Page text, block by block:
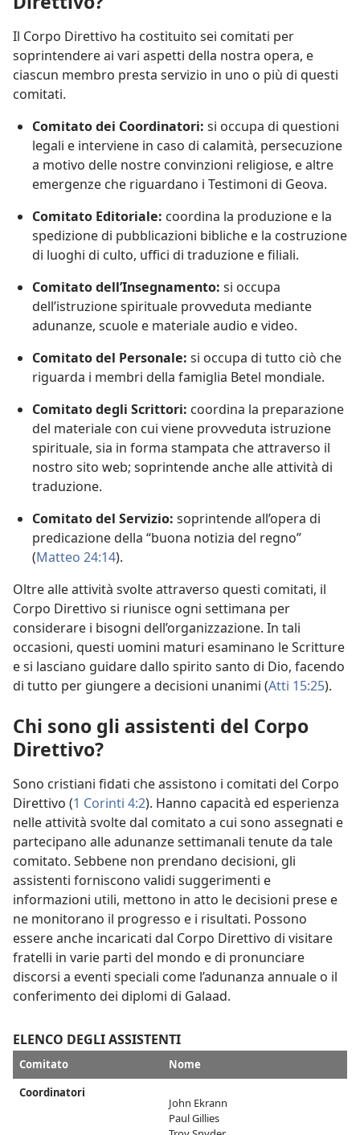
Il Corpo Direttivo ha costituito sei comitati per
soprintendere ai vari aspetti della nostra opera, e
ciascun membro presta servizio in uno o più di questi
comitati.
Comitato dei Coordinatori: si occupa di questioni
legali e interviene in caso di calamità, persecuzione
a motivo delle nostre convinzioni religiose, e altre
emergenze che riguardano i Testimoni di Geova.
Comitato Editoriale: coordina la produzione e la
spedizione di pubblicazioni bibliche e la costruzione
di luoghi di culto, uffici di traduzione e filiali.
Comitato dell’Insegnamento: si occupa
dell’istruzione spirituale provveduta mediante
adunanze, scuole e materiale audio e video.
Comitato del Personale: si occupa di tutto ciò che
riguarda i membri della famiglia Betel mondiale.
Comitato degli Scrittori: coordina la preparazione
del materiale con cui viene provveduta istruzione
spirituale, sia in forma stampata che attraverso il
nostro sito web; soprintende anche alle attività di
traduzione.
Comitato del Servizio: soprintende all’opera di
predicazione della “buona notizia del regno”
(Matteo 24:14).
Oltre alle attività svolte attraverso questi comitati, il
Corpo Direttivo si riunisce ogni settimana per
considerare i bisogni dell’organizzazione. In tali
occasioni, questi uomini maturi esaminano le Scritture
e si lasciano guidare dallo spirito santo di Dio, facendo
di tutto per giungere a decisioni unanimi (Atti 15:25).
Chi sono gli assistenti del Corpo
Direttivo?
Sono cristiani fidati che assistono i comitati del Corpo
Direttivo (1 Corinti 4:2). Hanno capacità ed esperienza
nelle attività svolte dal comitato a cui sono assegnati e
partecipano alle adunanze settimanali tenute da tale
comitato. Sebbene non prendano decisioni, gli
assistenti forniscono validi suggerimenti e
informazioni utili, mettono in atto le decisioni prese e
ne monitorano il progresso e i risultati. Possono
essere anche incaricati dal Corpo Direttivo di visitare
fratelli in varie parti del mondo e di pronunciare
discorsi a eventi speciali come l’adunanza annuale o il
conferimento dei diplomi di Galaad.
ELENCO DEGLI ASSISTENTI
Comitato
Nome
Coordinatori
John Ekrann
Paul Gillies